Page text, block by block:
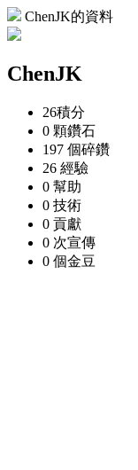
ChenJK的資料
ChenJK
26積分
0 顆鑽石
197 個碎鑽
26 經驗
0 幫助
0 技術
0 貢獻
0 次宣傳
0 個金豆